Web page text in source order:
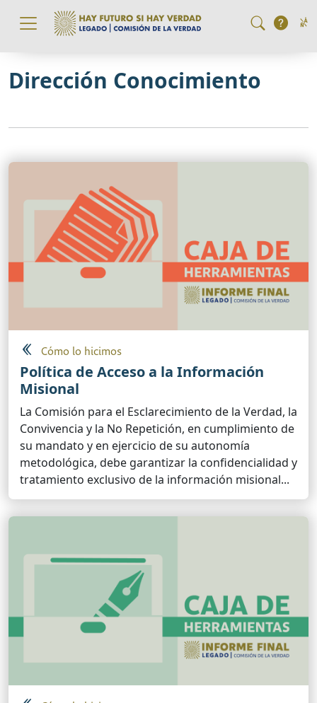
Pasar al contenido principal
Dirección Conocimiento
Cómo lo hicimos
Política de Acceso a la Información
Misional
La Comisión para el Esclarecimiento de la Verdad, la
Convivencia y la No Repetición, en cumplimiento de
su mandato y en ejercicio de su autonomía
metodológica, debe garantizar la confidencialidad y
tratamiento exclusivo de la información misional...